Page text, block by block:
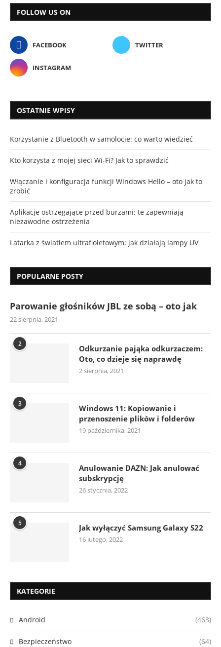
FOLLOW US ON
FACEBOOK TWITTER
INSTAGRAM
OSTATNIE WPISY
Korzystanie z Bluetooth w samolocie: co warto wiedzieć
Kto korzysta z mojej sieci Wi-Fi? Jak to sprawdzić
Włączanie i konfiguracja funkcji Windows Hello – oto jak to
zrobić
Aplikacje ostrzegające przed burzami: te zapewniają
niezawodne ostrzeżenia
Latarka z światłem ultrafioletowym: jak działają lampy UV
POPULARNE POSTY
Parowanie głośników JBL ze sobą – oto jak
22 sierpnia, 2021
2
Odkurzanie pająka odkurzaczem:
Oto, co dzieje się naprawdę
2 sierpnia, 2021
3
Windows 11: Kopiowanie i
przenoszenie plików i folderów
19 października, 2021
4
Anulowanie DAZN: Jak anulować
subskrypcję
26 stycznia, 2022
5 Jak wyłączyć Samsung Galaxy S22
16 lutego, 2022
KATEGORIE
Android (463)
Bezpieczeństwo (64)